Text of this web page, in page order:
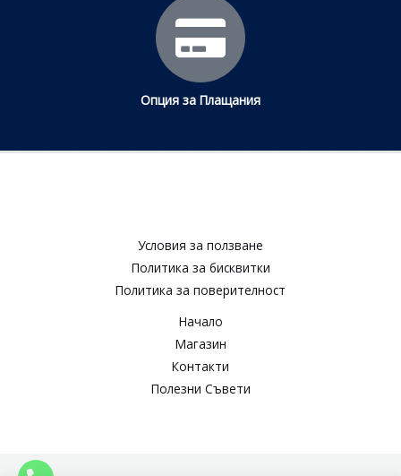
Опция за Плащания
Условия за ползване​
Политика за бисквитки​
Политика за поверителност​
Начало
Магазин
Контакти
Полезни Съвети